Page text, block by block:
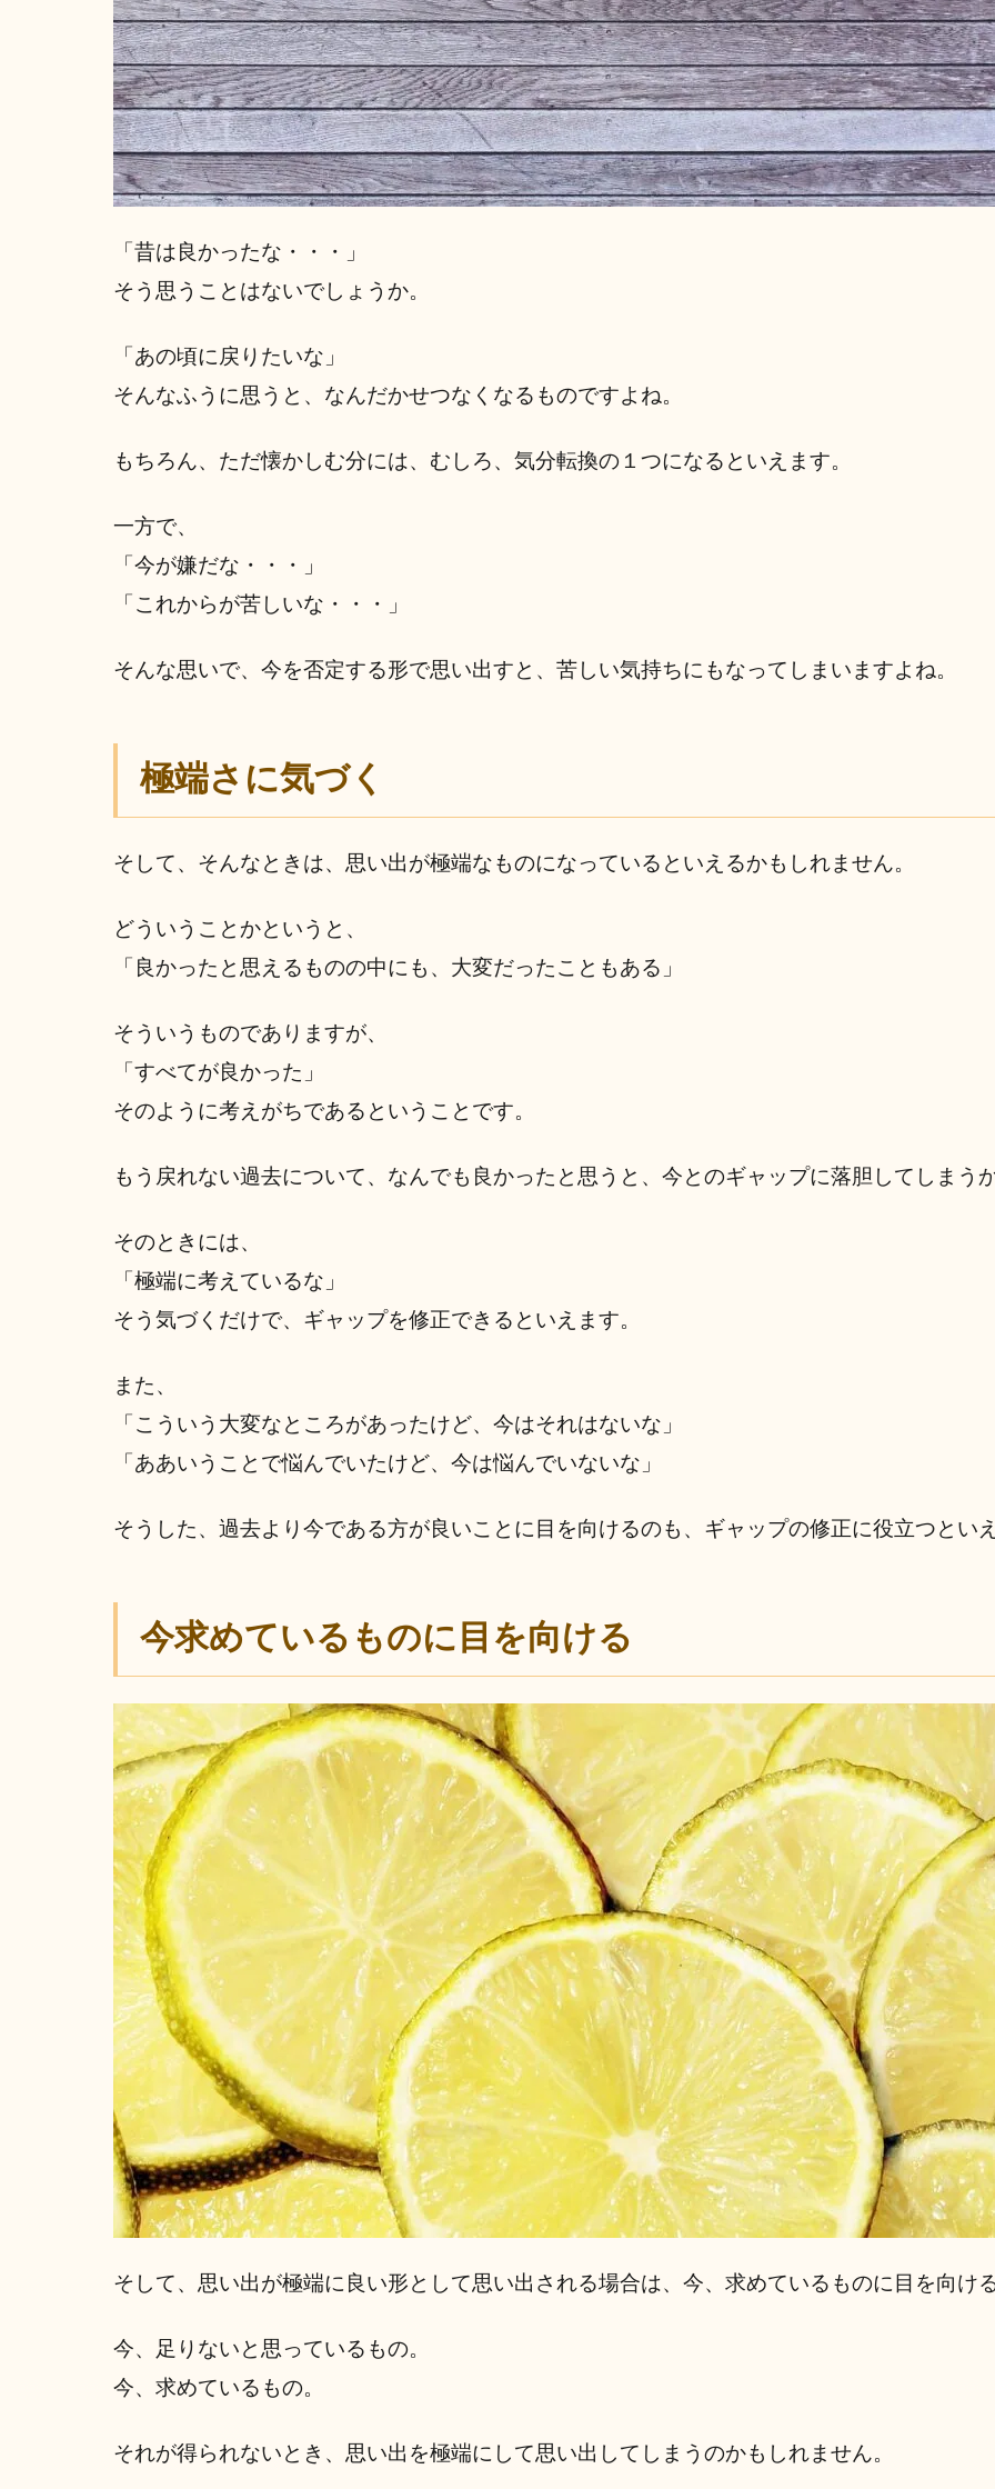
「昔は良かったな・・・」
そう思うことはないでしょうか。
「あの頃に戻りたいな」
そんなふうに思うと、なんだかせつなくなるものですよね。
もちろん、ただ懐かしむ分には、むしろ、気分転換の１つになるといえます。
一方で、
「今が嫌だな・・・」
「これからが苦しいな・・・」
そんな思いで、今を否定する形で思い出すと、苦しい気持ちにもなってしまいますよね。
極端さに気づく
そして、そんなときは、思い出が極端なものになっているといえるかもしれません。
どういうことかというと、
「良かったと思えるものの中にも、大変だったこともある」
そういうものでありますが、
「すべてが良かった」
そのように考えがちであるということです。
もう戻れない過去について、なんでも良かったと思うと、今とのギャップに落胆してしまう
そのときには、
「極端に考えているな」
そう気づくだけで、ギャップを修正できるといえます。
また、
「こういう大変なところがあったけど、今はそれはないな」
「ああいうことで悩んでいたけど、今は悩んでいないな」
そうした、過去より今である方が良いことに目を向けるのも、ギャップの修正に役立つとい
今求めているものに目を向ける
そして、思い出が極端に良い形として思い出される場合は、今、求めているものに目を向け
今、足りないと思っているもの。
今、求めているもの。
それが得られないとき、思い出を極端にして思い出してしまうのかもしれません。